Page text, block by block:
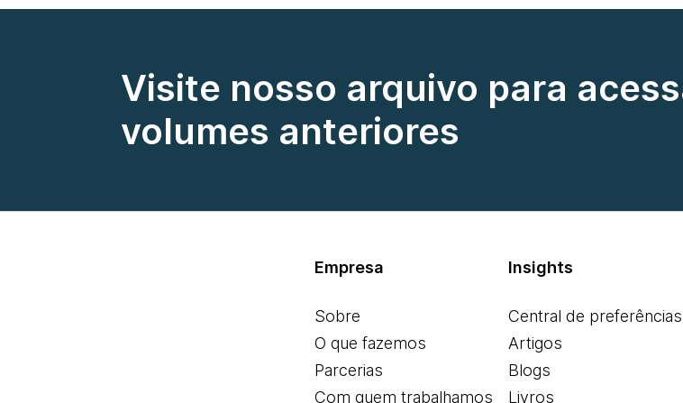
Visite nosso arquivo para
volumes anteriores
Empresa
Sobre
O que fazemos
Parcerias
Com quem trabalhamos
Insights
Central de preferências
Artigos
Blogs
Livros